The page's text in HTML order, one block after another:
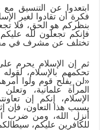
ابتعدوا عن التنسيق مع
فكرة أن تقادوا لغير
بنظركم هو الحق، فلا
فإنكم تجعلون لله
تختلف عن مشرف في
ثم إن الإسلام يحرم
تحكمهم بالإسلام،
«لن يفلح قوم ولوا
المرأة علمانية،
الإسلام، إنكم إن
بسبب هذا التعاون، فإن
أنزل الله، ومن ضرب
للكافرين عليكم،